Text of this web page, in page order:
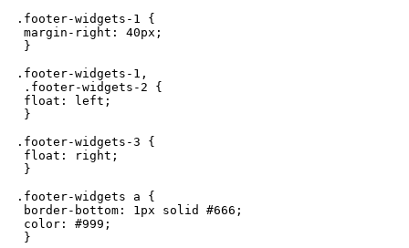
.footer-widgets-1 {
margin-right: 40px;
}
.footer-widgets-1,
.footer-widgets-2 {
float: left;
}
.footer-widgets-3 {
float: right;
}
.footer-widgets a {
border-bottom: 1px solid #666;
color: #999;
}